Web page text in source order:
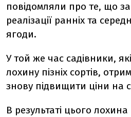
повідомляли про те, що
реалізації ранніх та
ягоди.
У той же час садівники,
лохину пізніх сортів,
знову підвищити ціни на
В результаті цього